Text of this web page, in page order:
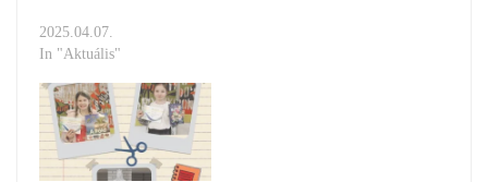
2025.04.07.
In "Aktuális"